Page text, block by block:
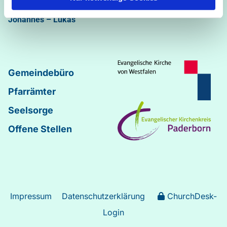
Markus
Johannes–Lukas
Gemeindebüro
Pfarrämter
Seelsorge
Offene Stellen
Impressum Datenschutzerklärung
ChurchDesk-
Login